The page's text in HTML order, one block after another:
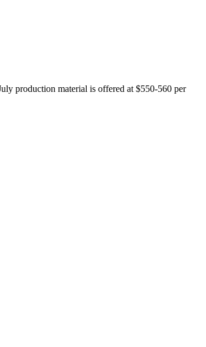
production material is offered at $550-560 per